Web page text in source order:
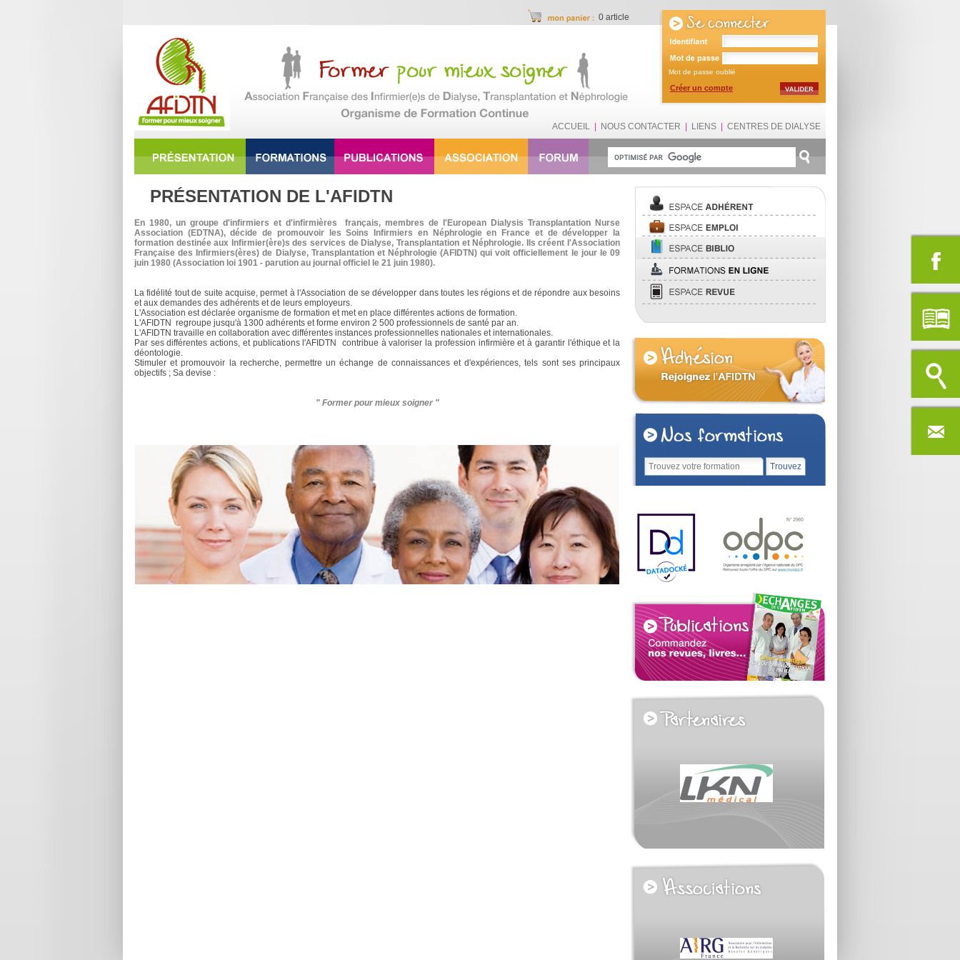
0 article
Mot de passe oublié
Créer un compte
ACCUEIL NOUS CONTACTER LIENS CENTRES DE DIALYSE
PRÉSENTATION DE L'AFIDTN
En 1980, un groupe d'infirmiers et d'infirmières français, membres de l'European Dialysis Transplantation Nurse
Association (EDTNA), décide de promouvoir les Soins Infirmiers en Néphrologie en France et de développer la
formation destinée aux Infirmier(ère)s des services de Dialyse, Transplantation et Néphrologie. Ils créent l'Association
Française des Infirmiers(ères) de Dialyse, Transplantation et Néphrologie (AFIDTN) qui voit officiellement le jour le 09
juin 1980 (Association loi 1901 - parution au journal officiel le 21 juin 1980).
La fidélité tout de suite acquise, permet à l'Association de se développer dans toutes les régions et de répondre aux besoins
et aux demandes des adhérents et de leurs employeurs.
L'Association est déclarée organisme de formation et met en place différentes actions de formation.
L'AFIDTN regroupe jusqu'à 1300 adhérents et forme environ 2 500 professionnels de santé par an.
L'AFIDTN travaille en collaboration avec différentes instances professionnelles nationales et internationales.
Par ses différentes actions, et publications l'AFIDTN contribue à valoriser la profession infirmière et à garantir l'éthique et la
déontologie.
Stimuler et promouvoir la recherche, permettre un échange de connaissances et d'expériences, tels sont ses principaux
objectifs ; Sa devise :
" Former pour mieux soigner "